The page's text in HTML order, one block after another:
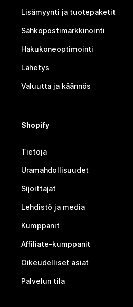
Lisämyynti ja tuotepaketit
Sähköpostimarkkinointi
Hakukoneoptimointi
Lähetys
Valuutta ja käännös
Shopify
Tietoja
Uramahdollisuudet
Sijoittajat
Lehdistö ja media
Kumppanit
Affiliate-kumppanit
Oikeudelliset asiat
Palvelun tila